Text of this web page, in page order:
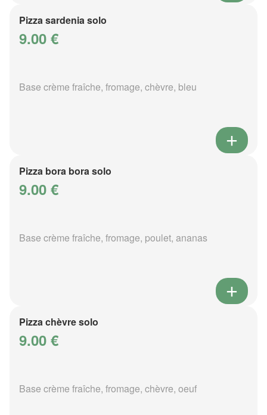
Pizza sardenia solo
9.00 €
Base crème fraîche, fromage, chèvre, bleu
Pizza bora bora solo
9.00 €
Base crème fraîche, fromage, poulet, ananas
Pizza chèvre solo
9.00 €
Base crème fraîche, fromage, chèvre, oeuf